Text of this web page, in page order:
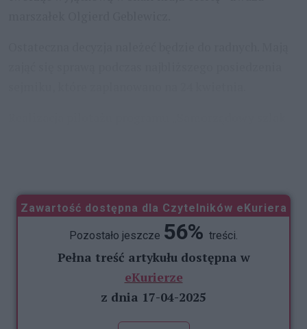
Zawartość dostępna dla Czytelników eKuriera
Pozostało jeszcze 56% treści.
Pełna treść artykułu dostępna w
eKurierze
z dnia 17-04-2025